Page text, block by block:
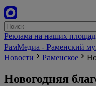
Реклама на наших
РамМедиа - Раменский
Новости
Раменское
Новогодняя